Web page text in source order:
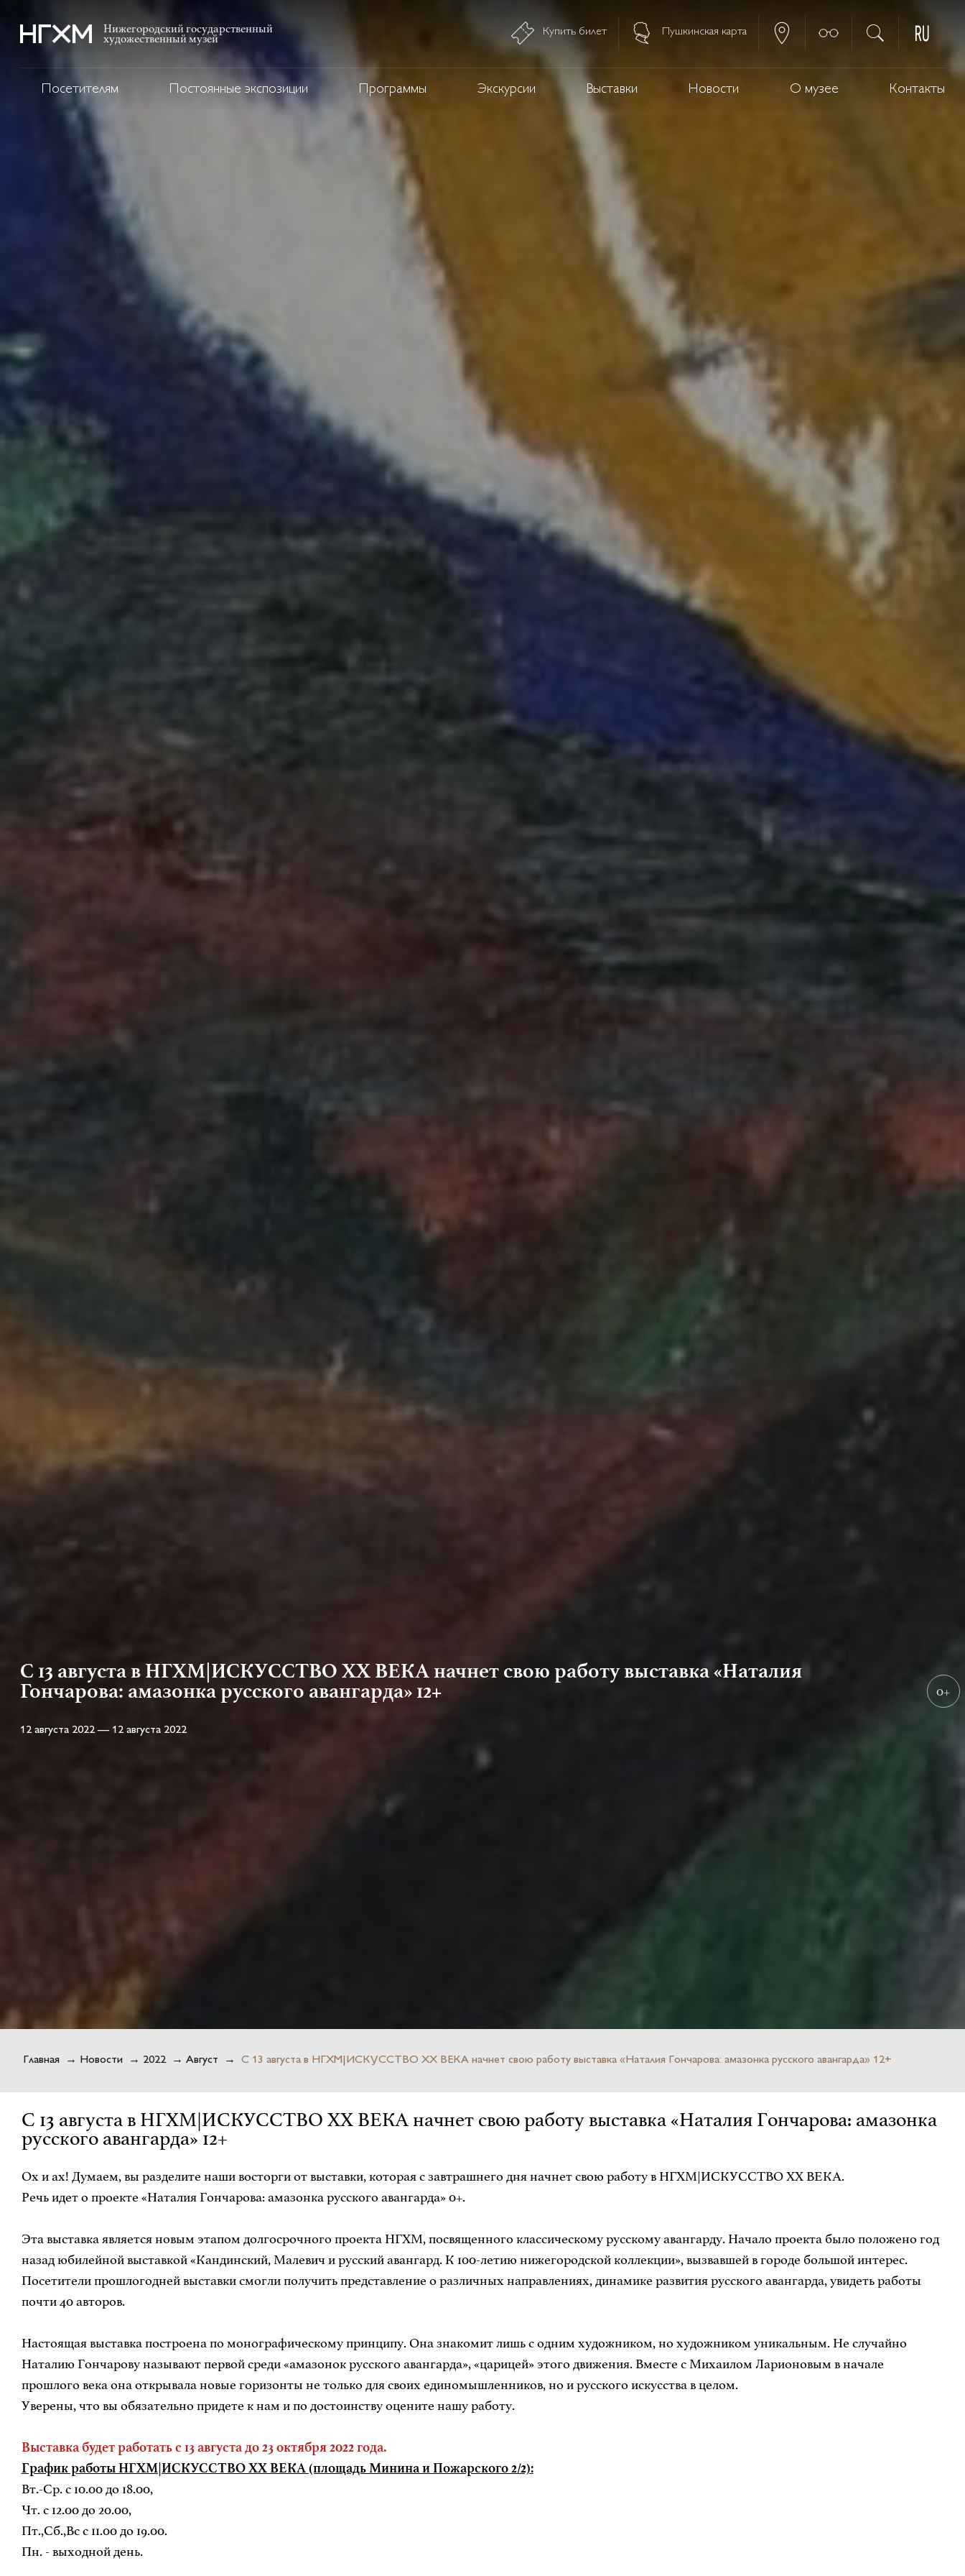
С 13 августа в НГХМ|ИСКУССТВО XX ВЕКА начнет свою работу выставка «Наталия
Гончарова: амазонка русского авангарда» 12+
12 августа 2022 — 12 августа 2022
0+
Нижегородский государственный
художественный музей
Купить билет Пушкинская карта
Посетителям Постоянные экспозиции Программы Экскурсии Выставки Новости О музее Контакты
Главная → Новости → 2022→ Август → С 13 августа в НГХМ|ИСКУССТВО XX ВЕКА начнет свою работу выставка «Наталия Гончарова: амазонка русского авангарда» 12+
С 13 августа в НГХМ|ИСКУССТВО XX ВЕКА начнет свою работу выставка «Наталия Гончарова: амазонка
русского авангарда» 12+
Ох и ах! Думаем, вы разделите наши восторги от выставки, которая с завтрашнего дня начнет свою работу в НГХМ|ИСКУССТВО XX ВЕКА.
Речь идет о проекте «Наталия Гончарова: амазонка русского авангарда» 0+.
Эта выставка является новым этапом долгосрочного проекта НГХМ, посвященного классическому русскому авангарду. Начало проекта было положено год
назад юбилейной выставкой «Кандинский, Малевич и русский авангард. К 100-летию нижегородской коллекции», вызвавшей в городе большой интерес.
Посетители прошлогодней выставки смогли получить представление о различных направлениях, динамике развития русского авангарда, увидеть работы
почти 40 авторов.
Настоящая выставка построена по монографическому принципу. Она знакомит лишь с одним художником, но художником уникальным. Не случайно
Наталию Гончарову называют первой среди «амазонок русского авангарда», «царицей» этого движения. Вместе с Михаилом Ларионовым в начале
прошлого века она открывала новые горизонты не только для своих единомышленников, но и русского искусства в целом.
Уверены, что вы обязательно придете к нам и по достоинству оцените нашу работу.
Выставка будет работать с 13 августа до 23 октября 2022 года.
График работы НГХМ|ИСКУССТВО XX ВЕКА (площадь Минина и Пожарского 2/2):
Вт.-Ср. с 10.00 до 18.00,
Чт. с 12.00 до 20.00,
Пт.,Сб.,Вс с 11.00 до 19.00.
Пн. - выходной день.